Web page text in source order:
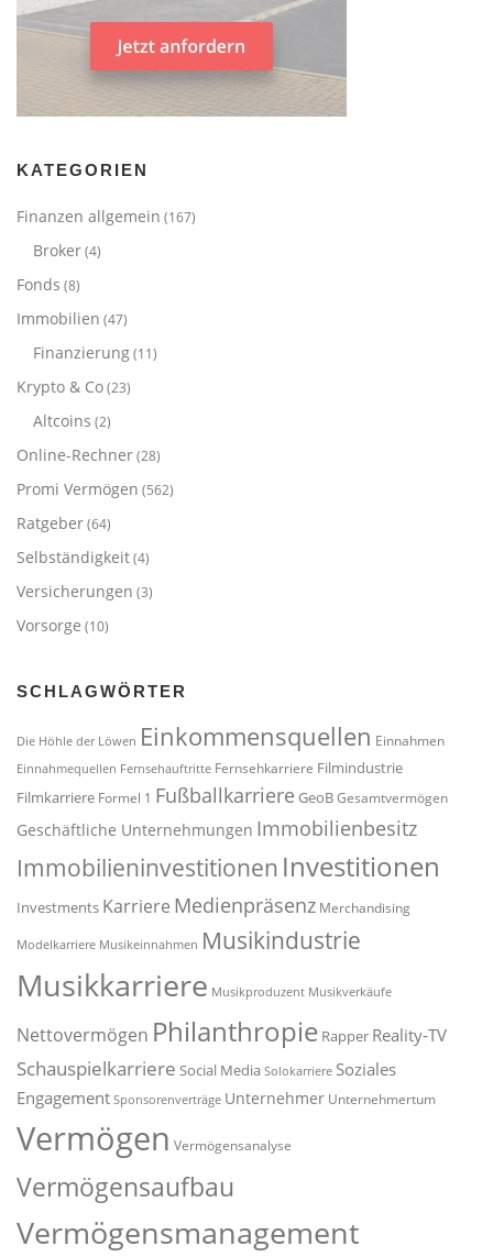
KATEGORIEN
Finanzen allgemein (167)
Broker(4)
Fonds (8)
Immobilien (47)
Finanzierung(11)
Krypto & Co(23)
Altcoins (2)
Online-Rechner(28)
Promi Vermögen (562)
Ratgeber(64)
Selbständigkeit(4)
Versicherungen (3)
Vorsorge (10)
SCHLAGWÖRTER
Die Höhle der Löwen Einkommensquellen Einnahmen
Einnahmequellen Fernsehauftritte Fernsehkarriere Filmindustrie
Filmkarriere Formel 1 Fußballkarriere GeoBGesamtvermögen
Geschäftliche Unternehmungen Immobilienbesitz
Immobilieninvestitionen Investitionen
Investments Karriere Medienpräsenz Merchandising
Modelkarriere Musikeinnahmen Musikindustrie
Musikkarriere Musikproduzent Musikverkäufe
Nettovermögen Philanthropie Rapper Reality-TV
Schauspielkarriere Social Media Solokarriere Soziales
Engagement Sponsorenverträge Unternehmer Unternehmertum
Vermögen Vermögensanalyse
Vermögensaufbau
Vermögensmanagement